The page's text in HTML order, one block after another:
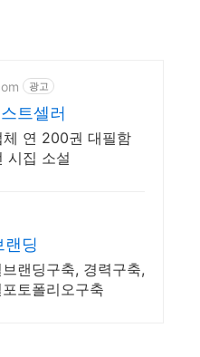
광고
트셀러
시집 소설
랜딩
토폴리오구축